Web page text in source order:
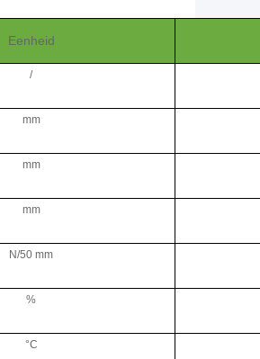
Eenheid
/
mm
mm
mm
N/50 mm
%
°C